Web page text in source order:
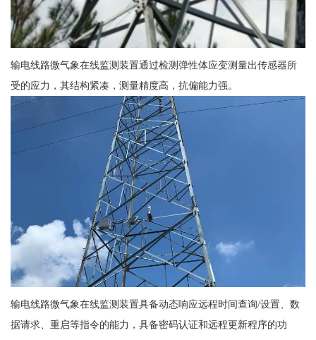
输电线路微气象在线监测装置通过检测弹性体应变测量出传感器所
受的应力，其结构紧凑，测量精度高，抗偏能力强。
输电线路微气象在线监测装置具备动态响应远程时间查询/设置、数
据请求、重启等指令的能力，具备密码认证和远程更新程序的功